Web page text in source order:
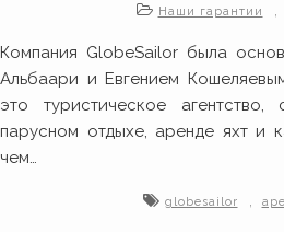
Наши гарантии
,
Компания GlobeSailor была
Альбаари и Евгением
это туристическое агентство,
парусном отдыхе, аренде яхт и
чем…
globesailor ,